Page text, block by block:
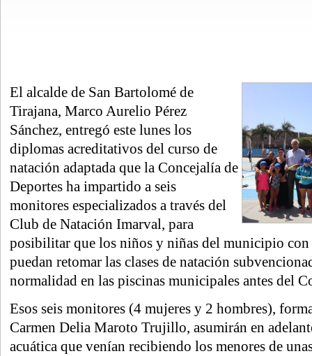
El alcalde de San Bartolomé de
Tirajana, Marco Aurelio Pérez
Sánchez, entregó este lunes los
diplomas acreditativos del curso de
natación adaptada que la Concejalía de
Deportes ha impartido a seis
monitores especializados a través del
Club de Natación Imarval, para
posibilitar que los niños y niñas del municipio
puedan retomar las clases de natación
normalidad en las piscinas municipales antes del
Esos seis monitores (4 mujeres y 2 hombres),
Carmen Delia Maroto Trujillo, asumirán en
acuática que venían recibiendo los menores de